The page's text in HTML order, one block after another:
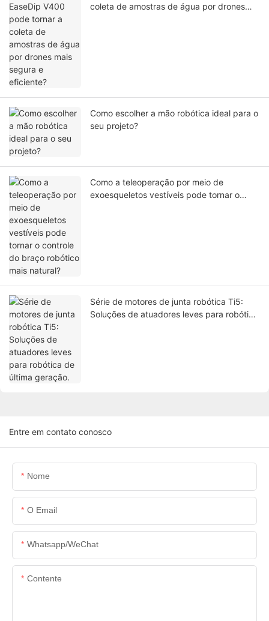
coleta de amostras de água por drones
Como escolher a mão robótica ideal para o
seu projeto?
Como a teleoperação por meio de
exoesqueletos vestíveis pode tornar o
Série de motores de junta robótica Ti5:
Soluções de atuadores leves para robótica
Entre em contato conosco
Nome
O Email
Whatsapp/WeChat
Contente